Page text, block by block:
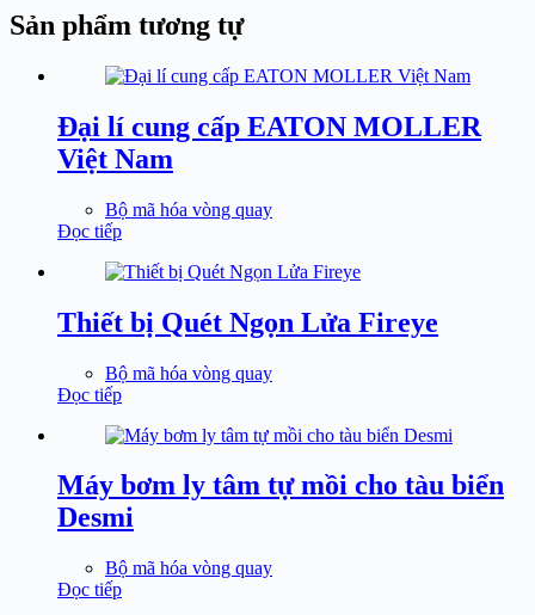
Sản phẩm tương tự
Đại lí cung cấp EATON MOLLER
Việt Nam
Bộ mã hóa vòng quay
Đọc tiếp
Thiết bị Quét Ngọn Lửa Fireye
Bộ mã hóa vòng quay
Đọc tiếp
Máy bơm ly tâm tự mồi cho tàu biển
Desmi
Bộ mã hóa vòng quay
Đọc tiếp